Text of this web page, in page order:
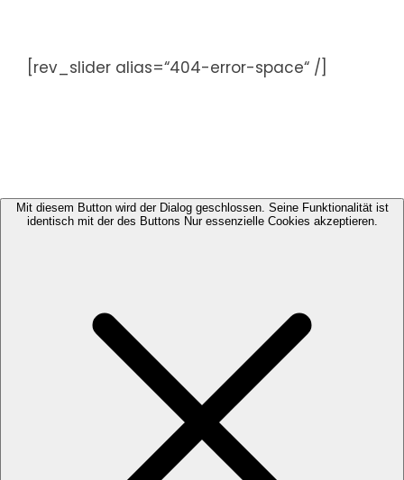
springen[rev_slider alias=“404-error-space“ /]
Mit diesem Button wird der Dialog geschlossen. Seine Funktionalität ist
identisch mit der des Buttons Nur essenzielle Cookies akzeptieren.